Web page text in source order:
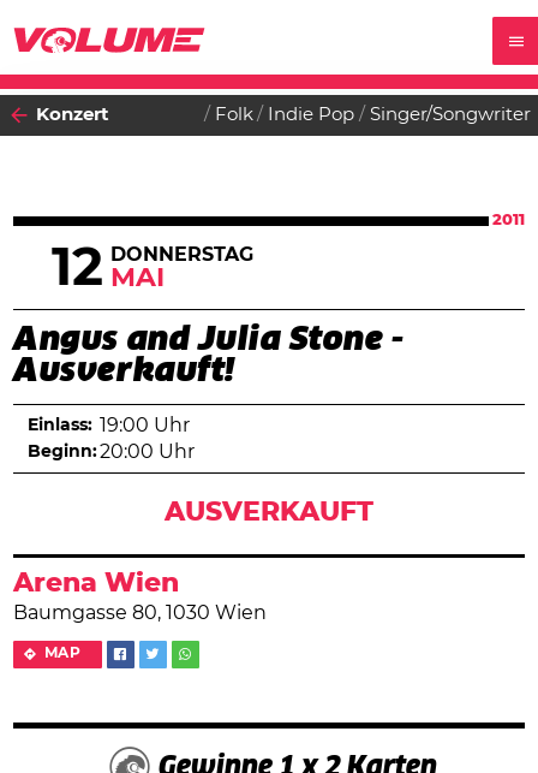
Konzert Folk Indie Pop Singer/Songwriter
2011
12 DONNERSTAG
MAI
Angus and Julia Stone -
Ausverkauft!
Arena Wien
Baumgasse 80, 1030 Wien
MAP
Einlass: 19:00 Uhr
Beginn:20:00 Uhr
AUSVERKAUFT